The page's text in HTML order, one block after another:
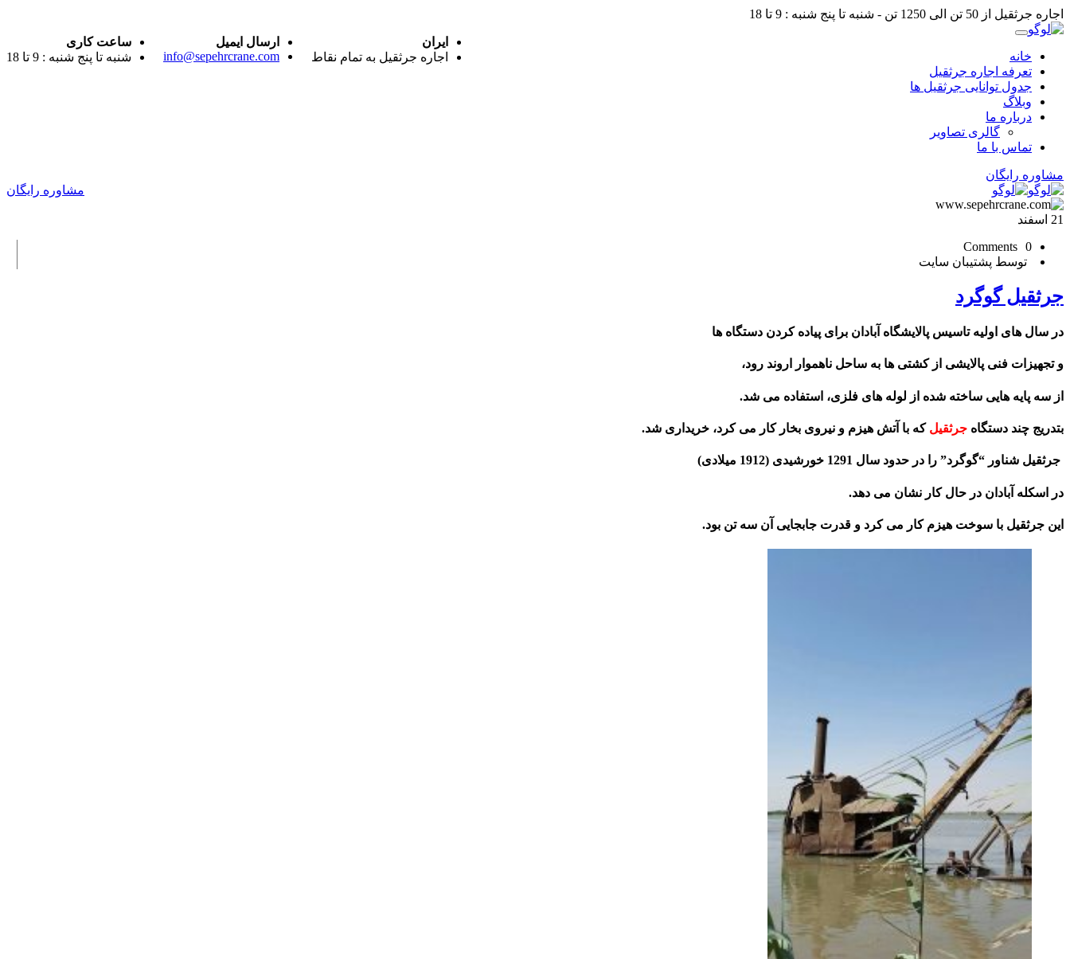
اجاره جرثقیل از 50 تن الی 1250 تن - شنبه تا پنج شنبه : 9 تا 18
ایران
اجاره جرثقیل به تمام نقاط
ارسال ایمیل
info@sepehrcrane.com
ساعت کاری
شنبه تا پنج شنبه : 9 تا 18
خانه
تعرفه اجاره جرثقیل
جدول توانایی جرثقیل ها
وبلاگ
درباره ما
گالری تصاویر
تماس با ما
مشاوره رایگان
مشاوره رایگان
21 اسفند
0 Comments
توسط پشتیبان سایت
جرثقیل گوگرد
در سال های اولیه تاسیس پالایشگاه آبادان برای پیاده کردن دستگاه ها
و تجهیزات فنی پالایشی از کشتی ها به ساحل ناهموار اروند رود،
از سه پایه هایی ساخته شده از لوله های فلزی، استفاده می شد.
بتدریج چند دستگاه جرثقیل که با آتش هیزم و نیروی بخار کار می کرد، خریداری شد.
جرثقیل شناور “گوگرد” را در حدود سال 1291 خورشیدی (1912 میلادی)
در اسکله آبادان در حال کار نشان می دهد.
این جرثقیل با سوخت هیزم کار می کرد و قدرت جابجایی آن سه تن بود.